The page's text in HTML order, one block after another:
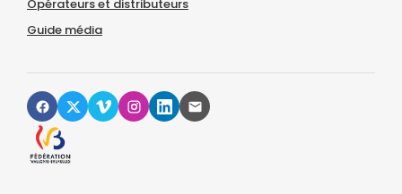
Opérateurs et distributeurs
Guide média